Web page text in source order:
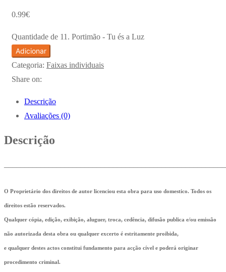
0.99€
Quantidade de 11. Portimão - Tu és a Luz
Adicionar
Categoria: Faixas individuais
Share on:
Descrição
Avaliações (0)
Descrição
O Proprietário dos direitos de autor licenciou esta obra para uso domestico. Todos os
direitos estão reservados.
Qualquer cópia, edição, exibição, aluguer, troca, cedência, difusão publica e/ou emissão
não autorizada desta obra ou qualquer excerto é estritamente proibida,
e qualquer destes actos constitui fundamento para acção cível e poderá originar
procedimento criminal.